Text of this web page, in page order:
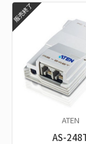
販売終了
ATEN
AS-